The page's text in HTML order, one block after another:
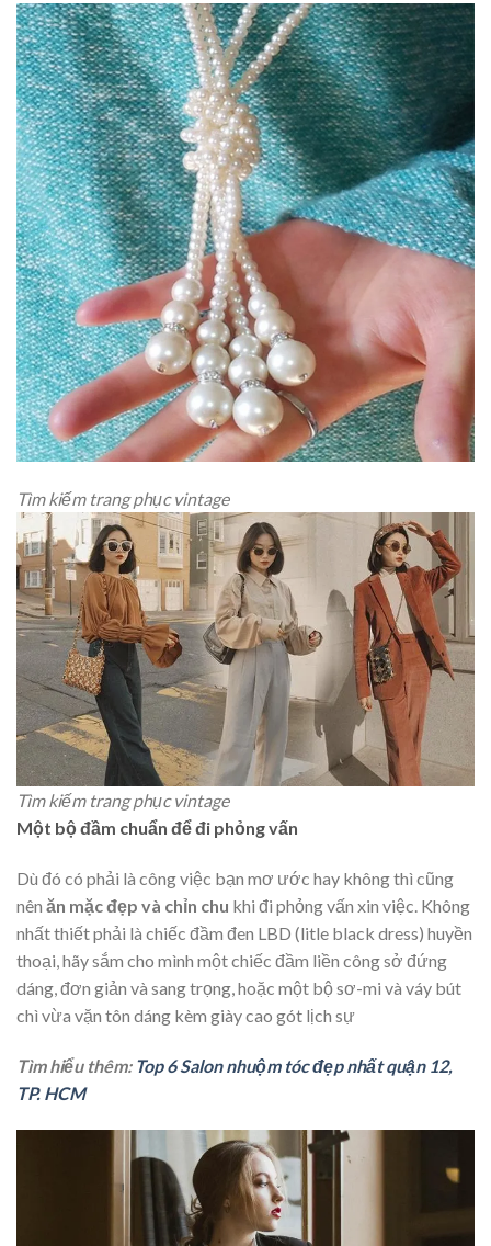
Tìm kiếm trang phục vintage
Tìm kiếm trang phục vintage
Một bộ đầm chuẩn để đi phỏng vấn
Dù đó có phải là công việc bạn mơ ước hay không thì cũng
nên ăn mặc đẹp và chỉn chu khi đi phỏng vấn xin việc. Không
nhất thiết phải là chiếc đầm đen LBD (litle black dress) huyền
thoại, hãy sắm cho mình một chiếc đầm liền công sở đứng
dáng, đơn giản và sang trọng, hoặc một bộ sơ-mi và váy bút
chì vừa vặn tôn dáng kèm giày cao gót lịch sự
Tìm hiểu thêm: Top 6 Salon nhuộm tóc đẹp nhất quận 12,
TP. HCM